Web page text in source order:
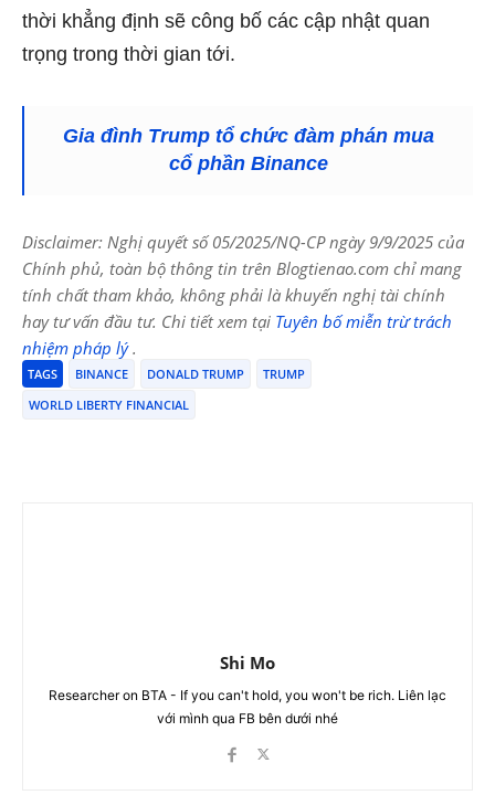
thời khẳng định sẽ công bố các cập nhật quan
trọng trong thời gian tới.
Gia đình Trump tổ chức đàm phán mua
cổ phần Binance
Disclaimer: Nghị quyết số 05/2025/NQ-CP ngày 9/9/2025 của
Chính phủ, toàn bộ thông tin trên Blogtienao.com chỉ mang
tính chất tham khảo, không phải là khuyến nghị tài chính
hay tư vấn đầu tư. Chi tiết xem tại Tuyên bố miễn trừ trách
nhiệm pháp lý.
TAGS BINANCE DONALD TRUMP
TRUMP
WORLD LIBERTY FINANCIAL
Shi Mo
Researcher on BTA - If you can't hold, you won't be rich. Liên lạc
với mình qua FB bên dưới nhé